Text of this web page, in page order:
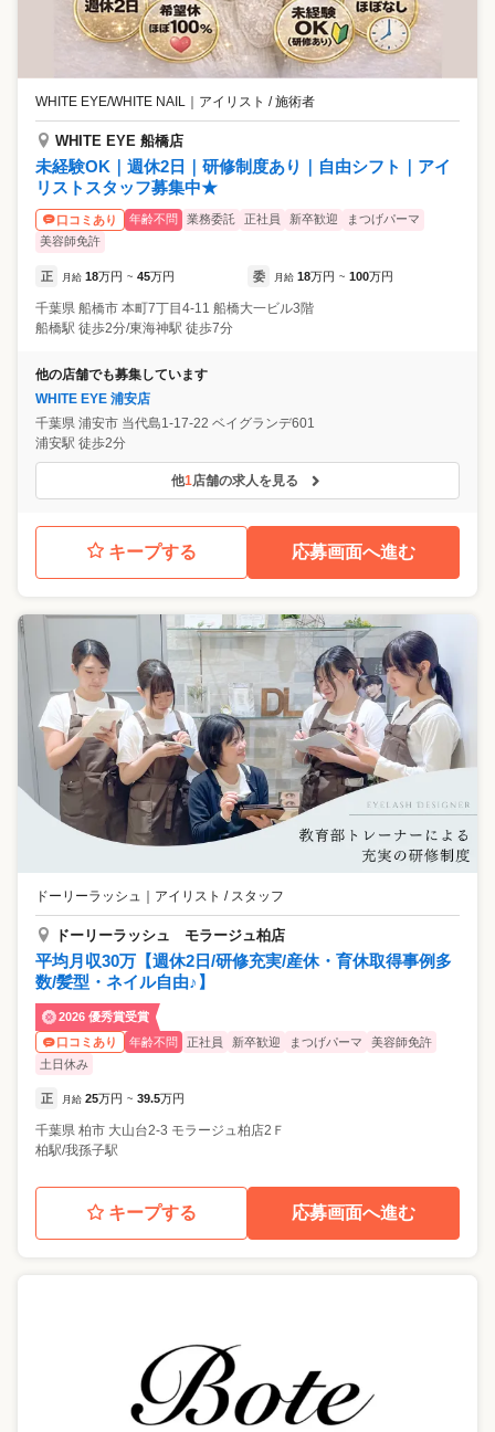
WHITE EYE/WHITE NAIL アイリスト / 施術者
WHITE EYE 船橋店
未経験OK｜週休2日｜研修制度あり｜自由シフト｜アイ
リストスタッフ募集中★
口コミあり 年齢不問 業務委託 正社員 新卒歓迎
まつげパーマ
美容師免許
正 月給 18万円 ~ 45万円 委 月給 18万円 ~ 100万円
千葉県 船橋市 本町7丁目4-11 船橋大一ビル3階
船橋駅 徒歩2分/東海神駅 徒歩7分
他の店舗でも募集しています
WHITE EYE 浦安店
千葉県 浦安市 当代島1-17-22 ベイグランデ601
浦安駅 徒歩2分
他1店舗の求人を見る
キープする 応募画面へ進む
ドーリーラッシュ アイリスト / スタッフ
ドーリーラッシュ モラージュ柏店
平均月収30万【週休2日/研修充実/産休・育休取得事例多
数/髪型・ネイル自由♪】
2026 優秀賞受賞
口コミあり
年齢不問 正社員 新卒歓迎 まつげパーマ
美容師免許
土日休み
正 月給 25万円 ~ 39.5万円
千葉県 柏市 大山台2-3 モラージュ柏店2Ｆ
柏駅/我孫子駅
キープする 応募画面へ進む